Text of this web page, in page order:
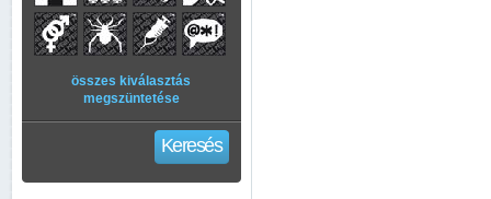
összes kiválasztás
megszüntetése
Keresés